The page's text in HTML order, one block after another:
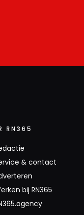
RN365
& contact
bij RN365